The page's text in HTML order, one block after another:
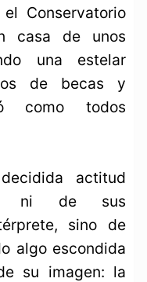
Conservatorio
casa de unos
una estelar
de becas y
como todos
actitud
ni de sus
sino de
algo escondida
su imagen: la